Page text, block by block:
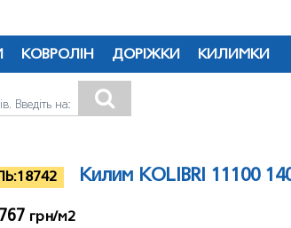
КОВРОЛІН ДОРІЖКИ КИЛИМКИ
18742 Килим KOLIBRI 11100
767 грн/м2